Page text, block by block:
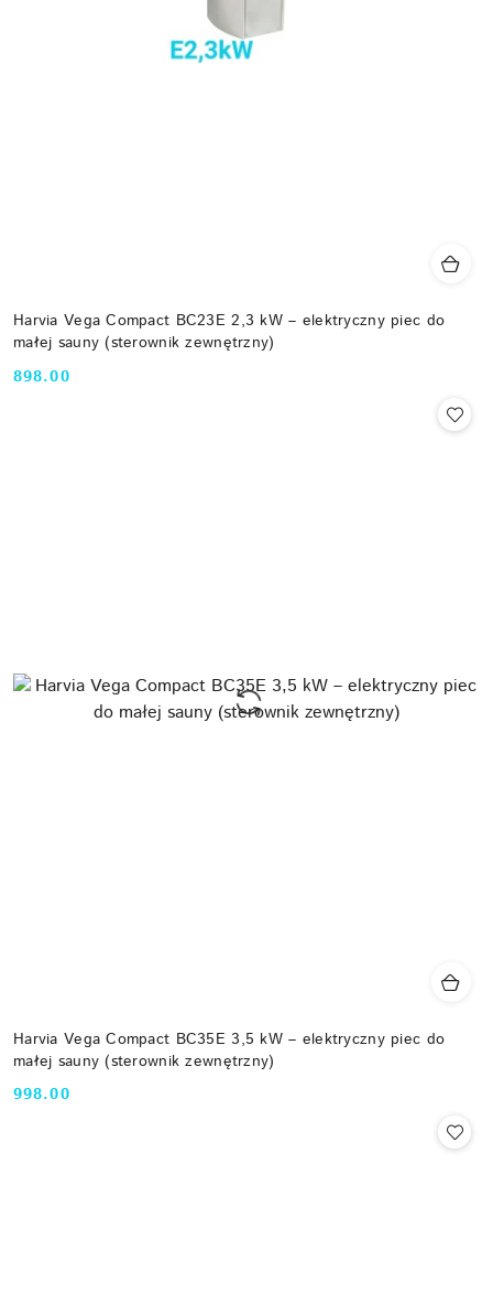
Harvia Vega Compact BC23E 2,3 kW – elektryczny piec do
małej sauny (sterownik zewnętrzny)
Cena:
898.00
Harvia Vega Compact BC35E 3,5 kW – elektryczny piec do
małej sauny (sterownik zewnętrzny)
Cena:
998.00